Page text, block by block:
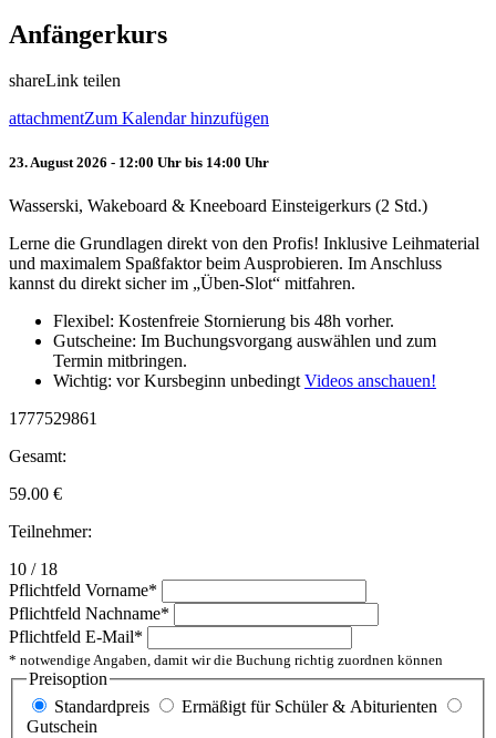
Anfängerkurs
shareLink teilen
attachmentZum Kalendar hinzufügen
23. August 2026 - 12:00 Uhr bis 14:00 Uhr
Wasserski, Wakeboard & Kneeboard Einsteigerkurs (2 Std.)
Lerne die Grundlagen direkt von den Profis! Inklusive Leihmaterial
und maximalem Spaßfaktor beim Ausprobieren. Im Anschluss
kannst du direkt sicher im „Üben-Slot“ mitfahren.
Flexibel: Kostenfreie Stornierung bis 48h vorher.
Gutscheine: Im Buchungsvorgang auswählen und zum
Termin mitbringen.
Wichtig: vor Kursbeginn unbedingt Videos anschauen!
1777529861
Gesamt:
59.00 €
Teilnehmer:
10 / 18
Pflichtfeld Vorname*
Pflichtfeld Nachname*
Pflichtfeld E-Mail*
* notwendige Angaben, damit wir die Buchung richtig zuordnen können
Preisoption
Standardpreis
Ermäßigt für Schüler & Abiturienten
Gutschein